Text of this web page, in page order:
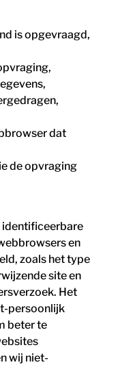
is opgevraagd,
dat
de opvraging
en
zoals het type
site en
Het
persoonlijk
beter te
wij niet-